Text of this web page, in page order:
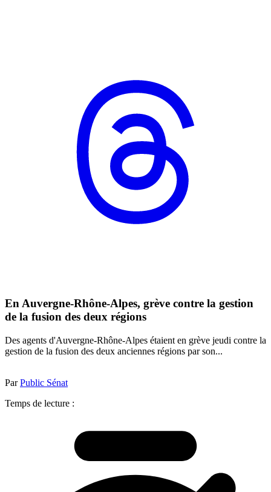
En Auvergne-Rhône-Alpes, grève contre la gestion
de la fusion des deux régions
Des agents d'Auvergne-Rhône-Alpes étaient en grève jeudi contre la
gestion de la fusion des deux anciennes régions par son...
ParPublic Sénat
Temps de lecture :